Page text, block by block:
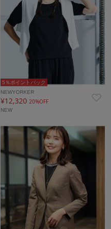
5％ポイントバック
NEWYORKER
¥12,32020%OFF
NEW